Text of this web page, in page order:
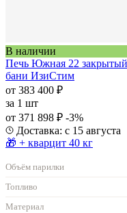
В наличии
Печь Южная 22 закрытый
бани ИзиСтим
от 383 400 ₽
за 1 шт
от 371 898 ₽ -3%
Доставка: с 15 августа
🎁 + кварцит 40 кг
Объём парилки
Топливо
Материал